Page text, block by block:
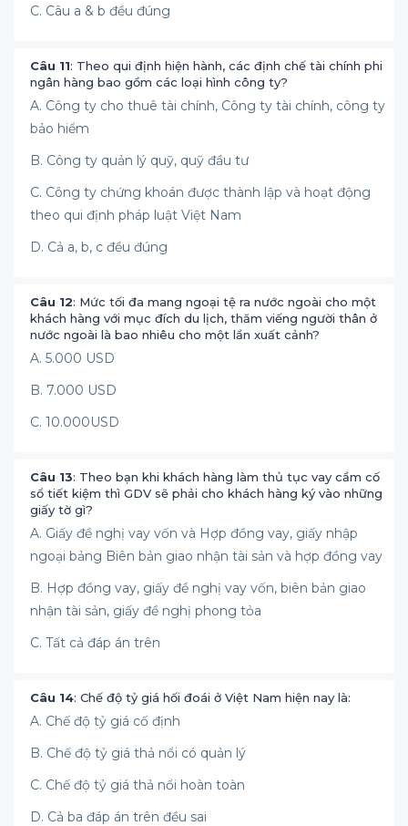
C. Câu a & b đều đúng
Câu 11: Theo qui định hiện hành, các định chế tài chính phi
ngân hàng bao gồm các loại hình công ty?
A. Công ty cho thuê tài chính, Công ty tài chính, công ty
bảo hiểm
B. Công ty quản lý quỹ, quỹ đầu tư
C. Công ty chứng khoán được thành lập và hoạt động
theo qui định pháp luật Việt Nam
D. Cả a, b, c đều đúng
Câu 12: Mức tối đa mang ngoại tệ ra nước ngoài cho một
khách hàng với mục đích du lịch, thăm viếng người thân ở
nước ngoài là bao nhiêu cho một lần xuất cảnh?
A. 5.000 USD
B. 7.000 USD
C. 10.000USD
Câu 13: Theo bạn khi khách hàng làm thủ tục vay cầm cố
sổ tiết kiệm thì GDV sẽ phải cho khách hàng ký vào những
giấy tờ gì?
A. Giấy đề nghị vay vốn và Hợp đồng vay, giấy nhập
ngoại bảng Biên bản giao nhận tài sản và hợp đồng vay
B. Hợp đồng vay, giấy đề nghị vay vốn, biên bản giao
nhận tài sản, giấy đề nghị phong tỏa
C. Tất cả đáp án trên
Câu 14: Chế độ tỷ giá hối đoái ở Việt Nam hiện nay là:
A. Chế độ tỷ giá cố định
B. Chế độ tỷ giá thả nổi có quản lý
C. Chế độ tỷ giá thả nổi hoàn toàn
D. Cả ba đáp án trên đều sai